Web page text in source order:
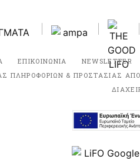
ΕΠΙΚΟΙΝΩΝΙΑ NEWSLETTER
ΠΛΗΡΟΦΟΡΙΩΝ & ΠΡΟΣΤΑΣΙΑΣ